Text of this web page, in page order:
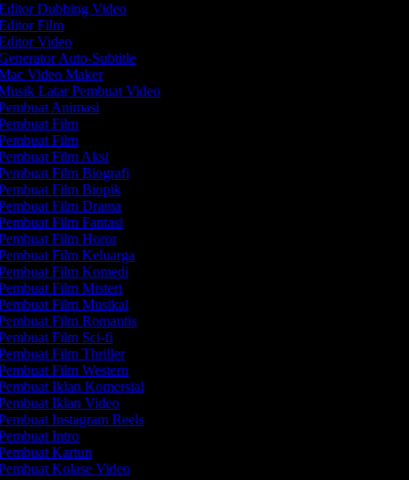
Dubbing Video
Film
Video
Auto-Subtitle
Video Maker
Latar Pembuat Video
Animasi
Film
Film
Film Aksi
Film Biografi
Film Biopik
Film Drama
Film Fantasi
Film Horor
Film Keluarga
Film Komedi
Film Misteri
Film Musikal
Film Romantis
Film Sci-fi
Film Thriller
Film Western
Iklan Komersial
Iklan Video
Instagram Reels
Intro
Kartun
Kolase Video